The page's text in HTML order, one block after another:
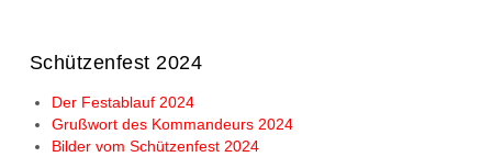
Schützenfest 2024
Der Festablauf 2024
Grußwort des Kommandeurs 2024
Bilder vom Schützenfest 2024